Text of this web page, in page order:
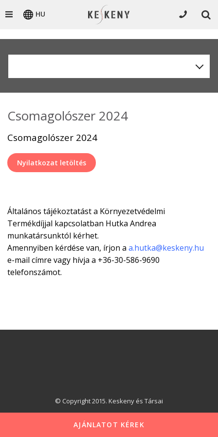
HU
Csomagolószer 2024
Csomagolószer 2024
Nyilatkozat letöltés
Általános tájékoztatást a Környezetvédelmi
Termékdíjjal kapcsolatban Hutka Andrea
munkatársunktól kérhet.
Amennyiben kérdése van, írjon a a.hutka@keskeny.hu
e-mail címre vagy hívja a +36-30-586-9690
telefonszámot.
© Copyright 2015. Keskeny és Társai
AJÁNLATOT KÉREK